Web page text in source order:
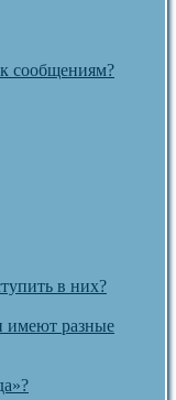
сообщениям?
в них?
имеют разные